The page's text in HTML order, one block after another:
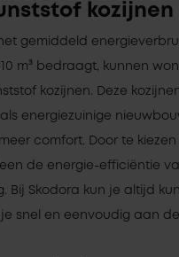
kozijnen
gemiddeld
m³ bedraagt, kunnen
kozijnen. Deze
energiezuinige
comfort. Door te
de energie-efficiëntie
Bij Skodora kun je altijd
snel en eenvoudig aan